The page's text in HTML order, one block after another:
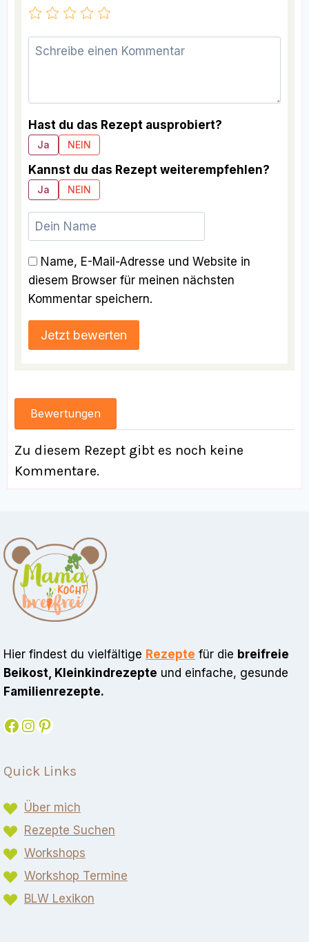
Hast du das Rezept ausprobiert?
Ja NEIN
Kannst du das Rezept weiterempfehlen?
Ja NEIN
Name, E-Mail-Adresse und Website in
diesem Browser für meinen nächsten
Kommentar speichern.
Bewertungen
Zu diesem Rezept gibt es noch keine
Kommentare.
Hier findest du vielfältige Rezepte für die breifreie
Beikost, Kleinkindrezepte und einfache, gesunde
Familienrezepte.
Facebook
Instagram
Pinterest
Quick Links
Über mich
Rezepte Suchen
Workshops
Workshop Termine
BLW Lexikon​